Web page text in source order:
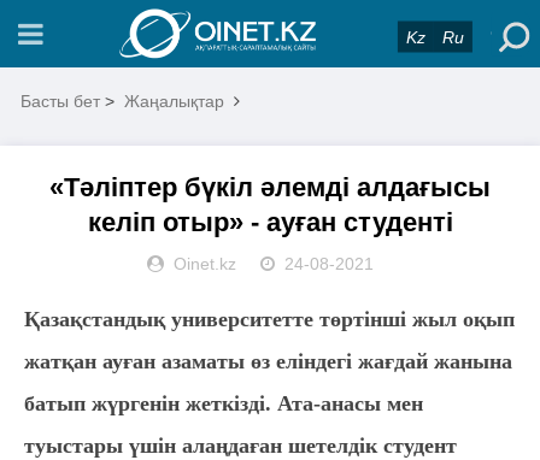
Kz Ru
Басты бет > Жаңалықтар
«Тәліптер бүкіл әлемді алдағысы
келіп отыр» - ауған студенті
Oinet.kz 24-08-2021
Қазақстандық университетте төртінші жыл оқып
жатқан ауған азаматы өз еліндегі жағдай жанына
батып жүргенін жеткізді. Ата-анасы мен
туыстары үшін алаңдаған шетелдік студент